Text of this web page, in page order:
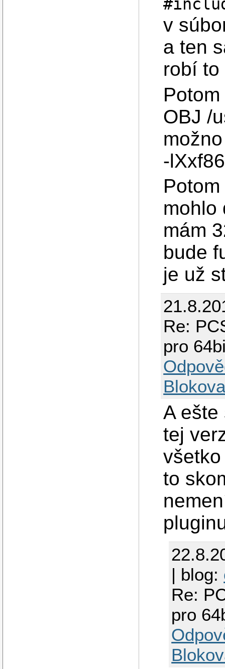
v
a ten
robí to
OBJ /
-
mohlo
mám
bude
je už
Re:
pro
A
tej
to
| blog:
Re:
pro